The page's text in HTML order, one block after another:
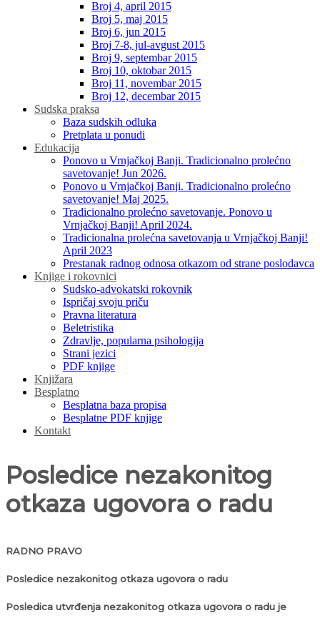
Broj 4, april 2015
Broj 5, maj 2015
Broj 6, jun 2015
Broj 7-8, jul-avgust 2015
Broj 9, septembar 2015
Broj 10, oktobar 2015
Broj 11, novembar 2015
Broj 12, decembar 2015
Sudska praksa
Baza sudskih odluka
Pretplata u ponudi
Edukacija
Ponovo u Vrnjačkoj Banji. Tradicionalno prolećno
savetovanje! Jun 2026.
Ponovo u Vrnjačkoj Banji. Tradicionalno prolećno
savetovanje! Maj 2025.
Tradicionalno prolećno savetovanje. Ponovo u
Vrnjačkoj Banji! April 2024.
Tradicionalna prolećna savetovanja u Vrnjačkoj Banji!
April 2023
Prestanak radnog odnosa otkazom od strane poslodavca
Knjige i rokovnici
Sudsko-advokatski rokovnik
Ispričaj svoju priču
Pravna literatura
Beletristika
Zdravlje, popularna psihologija
Strani jezici
PDF knjige
Knjižara
Besplatno
Besplatna baza propisa
Besplatne PDF knjige
Kontakt
Posledice nezakonitog
otkaza ugovora o radu
RADNO PRAVO
Posledice nezakonitog otkaza ugovora o radu
Posledica utvrđenja nezakonitog otkaza ugovora o radu je